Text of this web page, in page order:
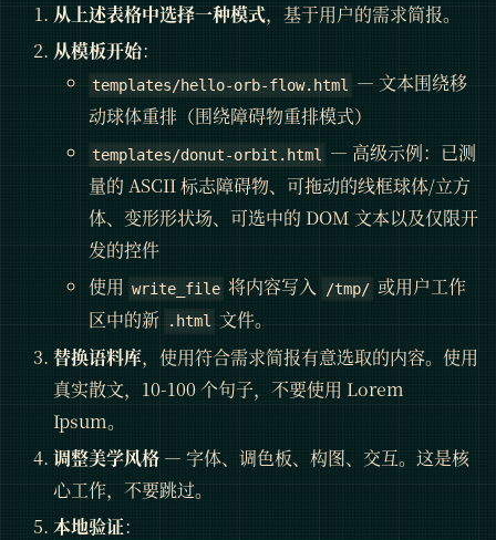
从上述表格中选择一种模式，基于用户的需求简报。
从模板开始：
templates/hello-orb-flow.html — 文本围绕移
动球体重排（围绕障碍物重排模式）
templates/donut-orbit.html
— 高级示例：已测
量的 ASCII 标志障碍物、可拖动的线框球体/立方
体、变形形状场、可选中的 DOM 文本以及仅限开
发的控件
使用 write_file 将内容写入 /tmp/ 或用户工作
区中的新
.html 文件。
替换语料库，使用符合需求简报有意选取的内容。使用
真实散文，10-100 个句子，不要使用 Lorem
Ipsum。
调整美学风格 — 字体、调色板、构图、交互。这是核
心工作，不要跳过。
本地验证：